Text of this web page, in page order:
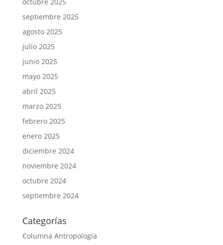
septiembre 2025
agosto 2025
julio 2025
junio 2025
mayo 2025
abril 2025
marzo 2025
febrero 2025
enero 2025
diciembre 2024
noviembre 2024
octubre 2024
septiembre 2024
Categorías
Columna Antropología